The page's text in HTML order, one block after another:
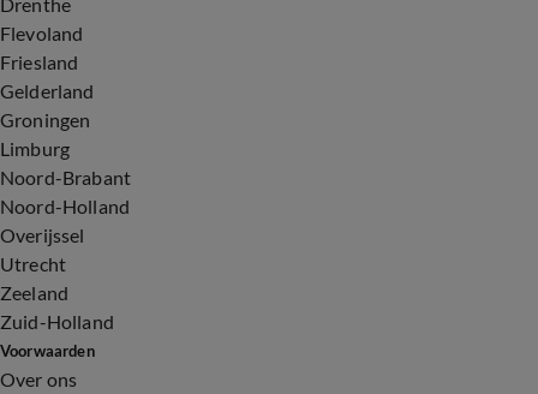
Flevoland
Friesland
Gelderland
Groningen
Limburg
Noord-Brabant
Noord-Holland
Overijssel
Utrecht
Zeeland
Zuid-Holland
Voorwaarden
Over ons